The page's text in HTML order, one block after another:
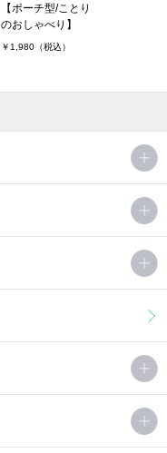
【ポーチ型/ことり
のおしゃべり】
￥1,980（税込）